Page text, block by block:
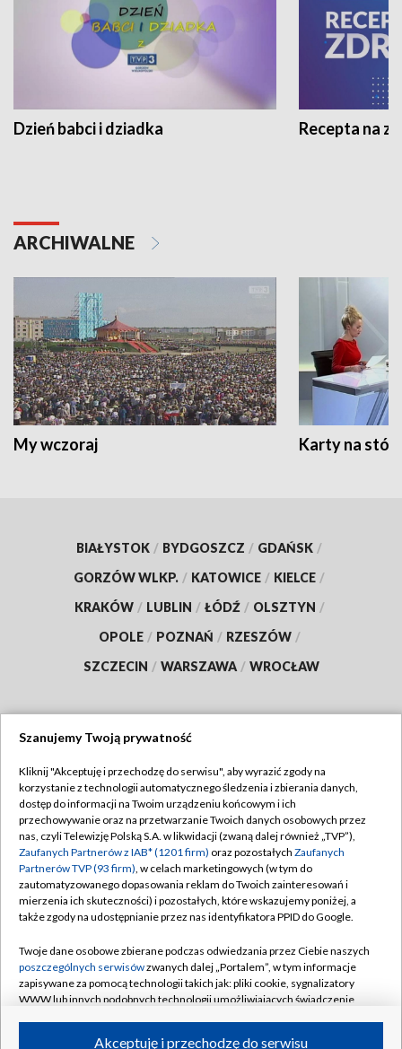
Dzień babci i dziadka Recepta na
ARCHIWALNE
My wczoraj Karty na
BIAŁYSTOK / BYDGOSZCZ / GDAŃSK /
GORZÓW WLKP. / KATOWICE / KIELCE /
KRAKÓW / LUBLIN / ŁÓDŹ / OLSZTYN /
OPOLE / POZNAŃ / RZESZÓW /
SZCZECIN / WARSZAWA / WROCŁAW
TVP
Abonament TVP
Emisja w TVP
Centrum informacji TVP
Naziemna Telewizja Cyfrowa
Rada Programowa
System NOS
Informacje o nadawcy
Regulamin TVP
Polityka prywatności
Moje zgody
Pomoc
Kontakt
Kanały
Szanujemy Twoją prywatność
Kliknij "Akceptuję i przechodzę do serwisu", aby wyrazić zgody na
korzystanie z technologii automatycznego śledzenia i zbierania danych,
dostęp do informacji na Twoim urządzeniu końcowym i ich
przechowywanie oraz na przetwarzanie Twoich danych osobowych przez
nas, czyli Telewizję Polską S.A. w likwidacji (zwaną dalej również „TVP”),
Zaufanych Partnerów z IAB* (1201 firm) oraz pozostałych Zaufanych
Partnerów TVP (93 firm), w celach marketingowych (w tym do
zautomatyzowanego dopasowania reklam do Twoich zainteresowań i
mierzenia ich skuteczności) i pozostałych, które wskazujemy poniżej, a
także zgody na udostępnianie przez nas identyfikatora PPID do Google.
Twoje dane osobowe zbierane podczas odwiedzania przez Ciebie naszych
poszczególnych serwisówzwanych dalej „Portalem”, w tym informacje
zapisywane za pomocą technologii takich jak: pliki cookie, sygnalizatory
WWW lub innych podobnych technologii umożliwiających świadczenie
Akceptuję i przechodzę do serwisu